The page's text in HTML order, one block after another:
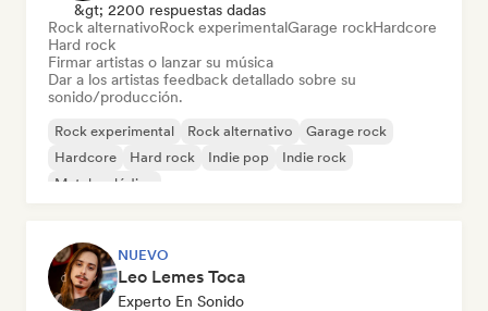
&gt; 2200 respuestas dadas
Rock alternativoRock experimentalGarage rockHardcore
Hard rock
Firmar artistas o lanzar su música
Dar a los artistas feedback detallado sobre su
sonido/producción.
Rock experimental Rock alternativo
Garage rock
Hardcore
Hard rock Indie pop
Indie rock
Metal melódico
NUEVO
Leo Lemes Toca
Experto En Sonido